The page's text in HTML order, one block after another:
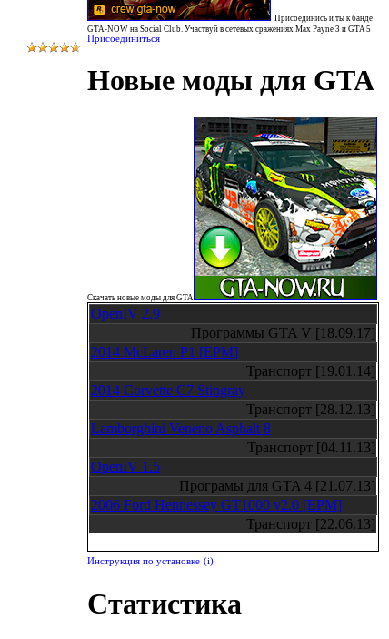
Присоединись и ты к банде
GTA-NOW на Social Club. Участвуй в сетевых сражениях Max Payne 3 и GTA 5
Присоединиться
Новые моды для GTA
Скачать новые моды для GTA
OpenIV 2.9
Программы GTA V [18.09.17]
2014 McLaren P1 [EPM]
Транспорт [19.01.14]
2014 Corvette C7 Stingray
Транспорт [28.12.13]
Lamborghini Veneno Asphalt 8
Транспорт [04.11.13]
OpenIV 1.5
Програмы для GTA 4 [21.07.13]
2006 Ford Hennessey GT1000 v2.0 [EPM]
Транспорт [22.06.13]
Инструкция по установке (i)
Статистика